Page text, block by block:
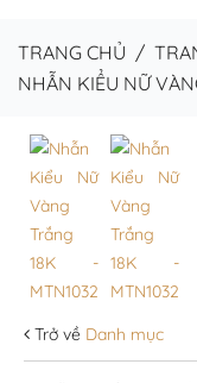
TRANG CHỦ /
NHẪN KIỂU NỮ
Trở về Danh mục